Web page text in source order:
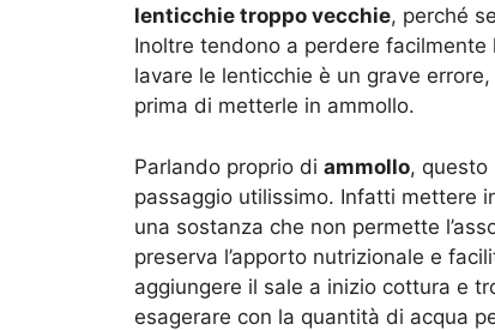
lenticchie troppo vecchie, perché
Inoltre tendono a perdere
lavare le lenticchie è un grave
prima di metterle in ammollo.
Parlando proprio di ammollo, questo
passaggio utilissimo. Infatti mettere
una sostanza che non permette
preserva l’apporto nutrizionale e
aggiungere il sale a inizio cottura e
esagerare con la quantità di acqua